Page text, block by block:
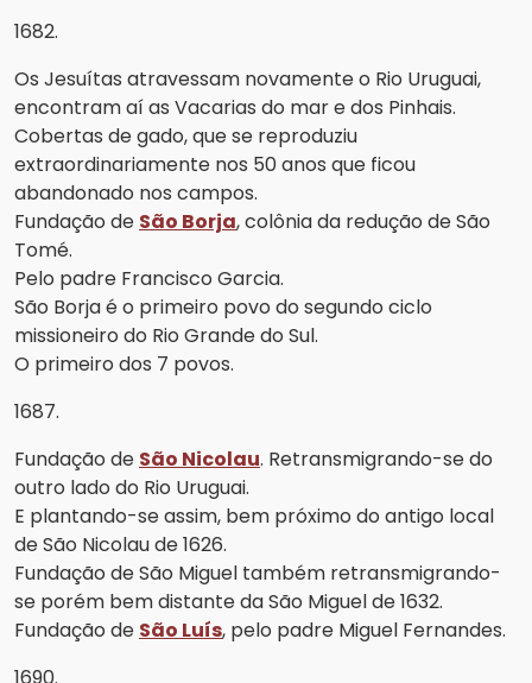
1682.
Os Jesuítas atravessam novamente o Rio Uruguai,
encontram aí as Vacarias do mar e dos Pinhais.
Cobertas de gado, que se reproduziu
extraordinariamente nos 50 anos que ficou
abandonado nos campos.
Fundação de São Borja, colônia da redução de São
Tomé.
Pelo padre Francisco Garcia.
São Borja é o primeiro povo do segundo ciclo
missioneiro do Rio Grande do Sul.
O primeiro dos 7 povos.
1687.
Fundação de São Nicolau. Retransmigrando-se do
outro lado do Rio Uruguai.
E plantando-se assim, bem próximo do antigo local
de São Nicolau de 1626.
Fundação de São Miguel também retransmigrando-
se porém bem distante da São Miguel de 1632.
Fundação de São Luís, pelo padre Miguel Fernandes.